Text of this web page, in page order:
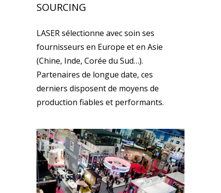
SOURCING
LASER sélectionne avec soin ses
fournisseurs en Europe et en Asie
(Chine, Inde, Corée du Sud…).
Partenaires de longue date, ces
derniers disposent de moyens de
production fiables et performants.